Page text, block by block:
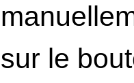
sur le